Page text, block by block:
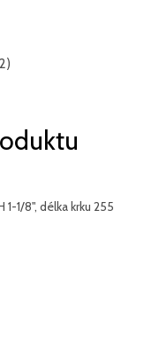
1/8", délka krku 255